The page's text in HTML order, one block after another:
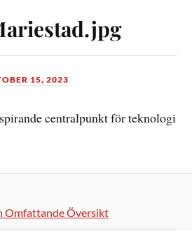
15, 2023
centralpunkt för teknologi
Omfattande Översikt